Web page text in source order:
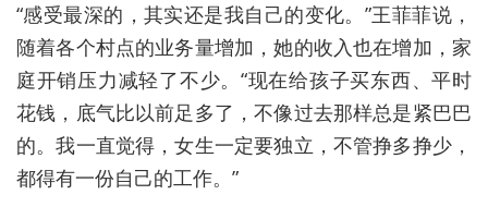
“感受最深的，其实还是我自己的变化。”王菲菲说，
随着各个村点的业务量增加，她的收入也在增加，家
庭开销压力减轻了不少。“现在给孩子买东西、平时
花钱，底气比以前足多了，不像过去那样总是紧巴巴
的。我一直觉得，女生一定要独立，不管挣多挣少，
都得有一份自己的工作。”